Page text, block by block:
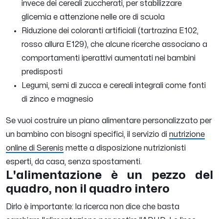
invece dei cereali zuccherati, per stabilizzare
glicemia e attenzione nelle ore di scuola
Riduzione dei coloranti artificiali (tartrazina E102,
rosso allura E129), che alcune ricerche associano a
comportamenti iperattivi aumentati nei bambini
predisposti
Legumi, semi di zucca e cereali integrali come fonti
di zinco e magnesio
Se vuoi costruire un piano alimentare personalizzato per
un bambino con bisogni specifici, il servizio di nutrizione
online di Serenis mette a disposizione nutrizionisti
esperti, da casa, senza spostamenti.
L'alimentazione è un pezzo del
quadro, non il quadro intero
Dirlo è importante: la ricerca non dice che basta